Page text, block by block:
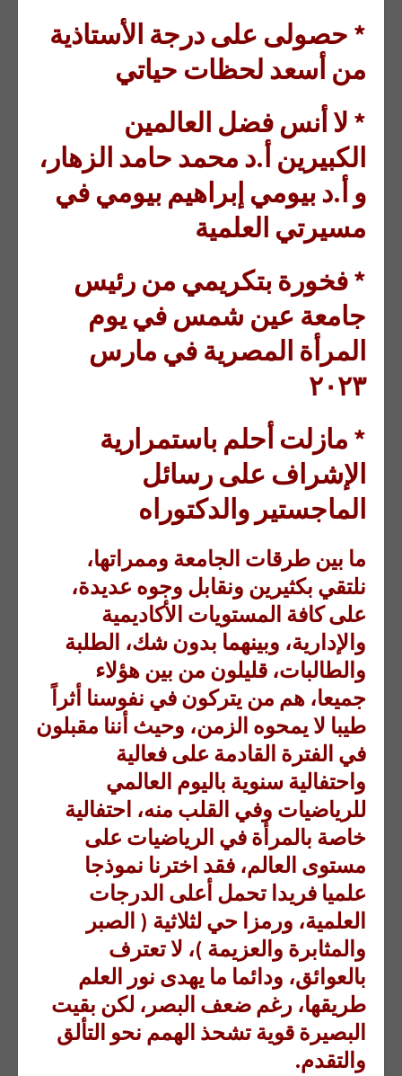
* حصولى على درجة الأستاذية
من أسعد لحظات حياتي
* لا أنس فضل العالمين
الكبيرين أ.د محمد حامد الزهار،
و أ.د بيومي إبراهيم بيومي في
مسيرتي العلمية
* فخورة بتكريمي من رئيس
جامعة عين شمس في يوم
المرأة المصرية في مارس
٢٠٢٣
* مازلت أحلم باستمرارية
الإشراف على رسائل
الماجستير والدكتوراه
ما بين طرقات الجامعة وممراتها،
نلتقي بكثيرين ونقابل وجوه عديدة،
على كافة المستويات الأكاديمية
والإدارية، وبينهما بدون شك، الطلبة
والطالبات، قليلون من بين هؤلاء
جميعا، هم من يتركون في نفوسنا أثراً
طيبا لا يمحوه الزمن، وحيث أننا مقبلون
في الفترة القادمة على فعالية
واحتفالية سنوية باليوم العالمي
للرياضيات وفي القلب منه، احتفالية
خاصة بالمرأة في الرياضيات على
مستوى العالم، فقد اخترنا نموذجا
علميا فريدا تحمل أعلى الدرجات
العلمية، ورمزا حي لثلاثية ( الصبر
والمثابرة والعزيمة )، لا تعترف
بالعوائق، ودائما ما يهدى نور العلم
طريقها، رغم ضعف البصر، لكن بقيت
البصيرة قوية تشحذ الهمم نحو التألق
والتقدم.